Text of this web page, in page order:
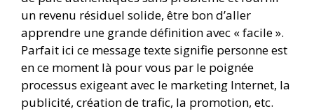
un revenu résiduel solide, être bon d’aller
apprendre une grande définition avec « facile ».
Parfait ici ce message texte signifie personne est
en ce moment là pour vous par le poignée
processus exigeant avec le marketing Internet, la
publicité, création de trafic, la promotion, etc.